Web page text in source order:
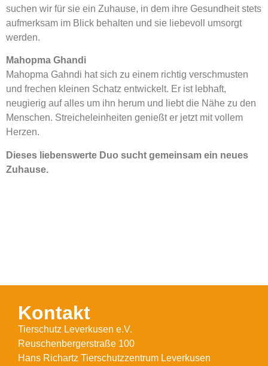
suchen wir für sie ein Zuhause, in dem ihre Gesundheit stets
aufmerksam im Blick behalten und sie liebevoll umsorgt
werden.
Mahopma Ghandi
Mahopma Gahndi hat sich zu einem richtig verschmusten
und frechen kleinen Schatz entwickelt. Er ist lebhaft,
neugierig auf alles um ihn herum und liebt die Nähe zu den
Menschen. Streicheleinheiten genießt er jetzt mit vollem
Herzen.
Dieses liebenswerte Duo sucht gemeinsam ein neues
Zuhause.
Kontakt
Tierschutz Leverkusen e.V.
Reuschenbergerstraße 100
Hans Richartz Tierschutzzentrum Leverkusen